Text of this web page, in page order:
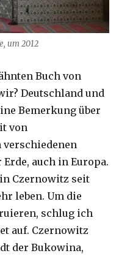
um 2012
Buch von
Deutschland und
Bemerkung über
von
auch in Europa.
Czernowitz seit
leben. Um die
schlug ich
auf. Czernowitz
der Bukowina,